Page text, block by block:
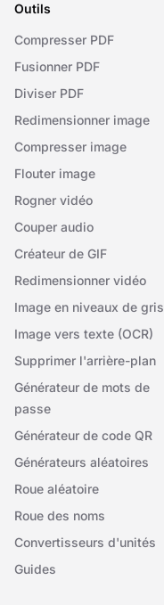
Outils
Compresser PDF
Fusionner PDF
Diviser PDF
Redimensionner image
Compresser image
Flouter image
Rogner vidéo
Couper audio
Créateur de GIF
Redimensionner vidéo
Image en niveaux de gris
Image vers texte (OCR)
Supprimer l'arrière-plan
Générateur de mots de
passe
Générateur de code QR
Générateurs aléatoires
Roue aléatoire
Roue des noms
Convertisseurs d'unités
Guides